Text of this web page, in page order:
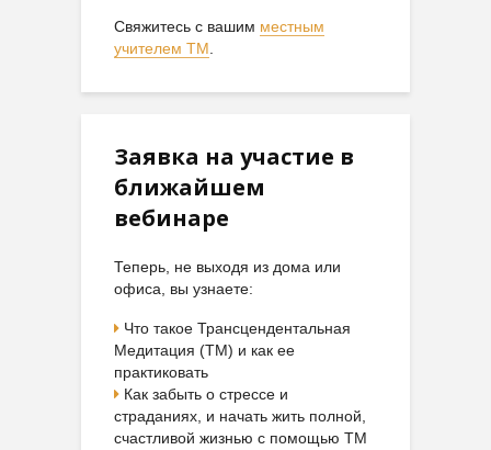
Свяжитесь с вашим местным
учителем ТМ.
Заявка на участие в
ближайшем
вебинаре
Теперь, не выходя из дома или
офиса, вы узнаете:
Что такое Трансцендентальная
Медитация (ТМ) и как ее
практиковать
Как забыть о стрессе и
страданиях, и начать жить полной,
счастливой жизнью с помощью ТМ